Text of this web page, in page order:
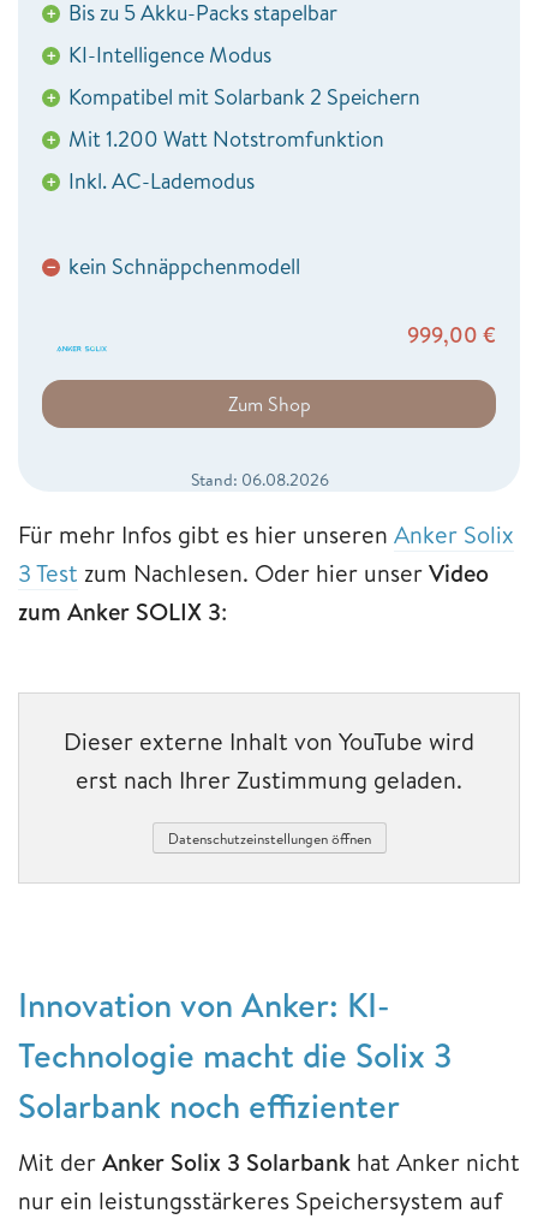
+ Bis zu 5 Akku-Packs stapelbar
+ KI-Intelligence Modus
+ Kompatibel mit Solarbank 2 Speichern
+ Mit 1.200 Watt Notstromfunktion
+ Inkl. AC-Lademodus
− kein Schnäppchenmodell
999,00 €
Zum Shop
Stand: 06.08.2026
Für mehr Infos gibt es hier unseren Anker Solix
3 Test zum Nachlesen. Oder hier unserVideo
zum Anker SOLIX 3:
Dieser externe Inhalt von YouTube wird
erst nach Ihrer Zustimmung geladen.
Datenschutzeinstellungen öffnen
Innovation von Anker: KI-
Technologie macht die Solix 3
Solarbank noch effizienter
Mit derAnker Solix 3 Solarbank hat Anker nicht
nur ein leistungsstärkeres Speichersystem auf